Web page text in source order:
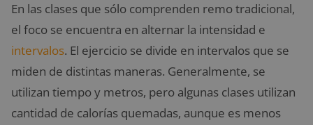
En las clases que sólo comprenden remo tradicional,
el foco se encuentra en alternar la intensidad e
intervalos. El ejercicio se divide en intervalos que se
miden de distintas maneras. Generalmente, se
utilizan tiempo y metros, pero algunas clases utilizan
cantidad de calorías quemadas, aunque es menos